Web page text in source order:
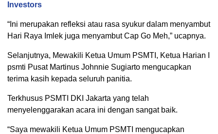
Investors
“Ini merupakan refleksi atau rasa syukur dalam menyambut
Hari Raya Imlek juga menyambut Cap Go Meh,” ucapnya.
Selanjutnya, Mewakili Ketua Umum PSMTI, Ketua Harian I
psmti Pusat Martinus Johnnie Sugiarto mengucapkan
terima kasih kepada seluruh panitia.
Terkhusus PSMTI DKI Jakarta yang telah
menyelenggarakan acara ini dengan sangat baik.
“Saya mewakili Ketua Umum PSMTI mengucapkan